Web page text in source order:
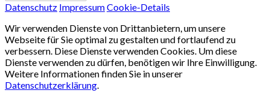
Datenschutz ImpressumCookie-Details
Wir verwenden Dienste von Drittanbietern, um unsere
Webseite für Sie optimal zu gestalten und fortlaufend zu
verbessern. Diese Dienste verwenden Cookies. Um diese
Dienste verwenden zu dürfen, benötigen wir Ihre Einwilligung.
Weitere Informationen finden Sie in unserer
Datenschutzerklärung.